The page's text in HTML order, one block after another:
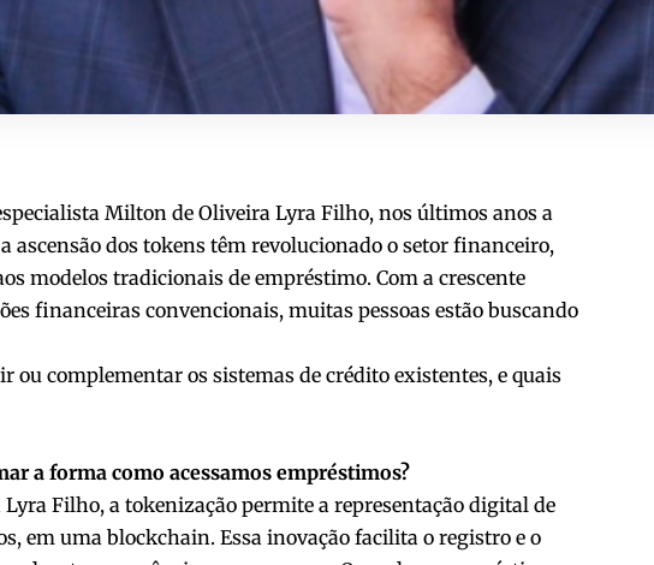
Milton de Oliveira Lyra Filho, nos últimos anos a
ascensão dos tokens têm revolucionado o setor financeiro,
modelos tradicionais de empréstimo. Com a crescente
financeiras convencionais, muitas pessoas estão buscando
ou complementar os sistemas de crédito existentes, e quais
a forma como acessamos empréstimos?
Filho, a tokenização permite a representação digital de
em uma blockchain. Essa inovação facilita o registro e o